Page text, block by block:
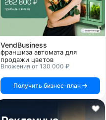
VendBusiness
франшиза автомата для
продажи цветов
Вложения от 130 000 ₽
Получить бизнес-план